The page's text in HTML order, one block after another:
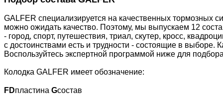
GALFER специализируется на качественных тормозных
можно ожидать качество. Поэтому, мы выпускаем 12
- город, спорт, путешествия, триал, скутер, кросс,
с достоинствами есть и трудности - состоящие в выборе.
Воспользуйтесь экспертной программой ниже для
Колодка GALFER имеет обозначение:
FDпластина Gсостав